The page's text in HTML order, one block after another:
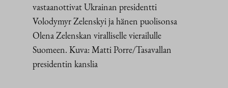
vastaanottivat Ukrainan presidentti
Volodymyr Zelenskyi ja hänen puolisonsa
Olena Zelenskan viralliselle vierailulle
Suomeen. Kuva: Matti Porre/Tasavallan
presidentin kanslia